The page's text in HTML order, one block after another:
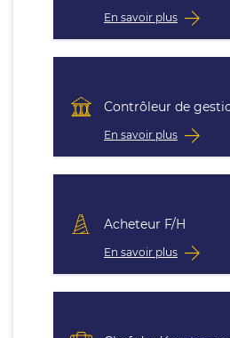
En savoir plus
Contrôleur de
En savoir plus
Acheteur F/H
En savoir plus